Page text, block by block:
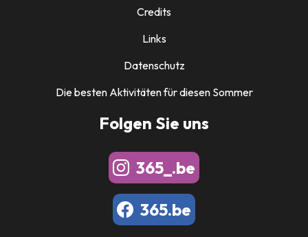
Credits
Links
Datenschutz
Die besten Aktivitäten für diesen Sommer
Folgen Sie uns
365_.be
365.be